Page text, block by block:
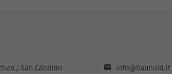
/ San Candido
info@haunold.it